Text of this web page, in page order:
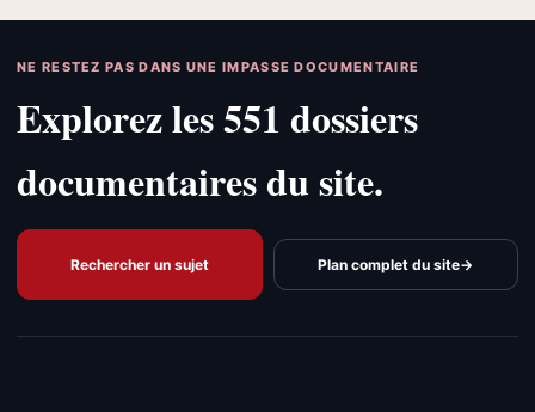
NE RESTEZ PAS DANS UNE IMPASSE DOCUMENTAIRE
Explorez les 551 dossiers
documentaires du site.
Rechercher un sujet Plan complet du site→